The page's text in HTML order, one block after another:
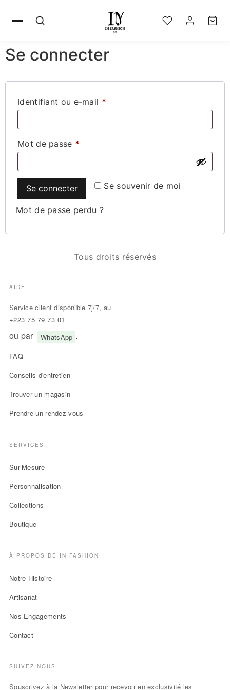
Se connecter
Identifiant ou e-mail *
Mot de passe *
Se souvenir de moi
Se connecter
Mot de passe perdu ?
Tous droits réservés
AIDE
Service client disponible 7j/7, au
+223 75 79 73 01
ou par WhatsApp .
FAQ
Conseils d'entretien
Trouver un magasin
Prendre un rendez-vous
SERVICES
Sur-Mesure
Personnalisation
Collections
Boutique
À PROPOS DE IN FASHION
Notre Histoire
Artisanat
Nos Engagements
Contact
SUIVEZ-NOUS
Souscrivez à la Newsletter pour recevoir en exclusivité les